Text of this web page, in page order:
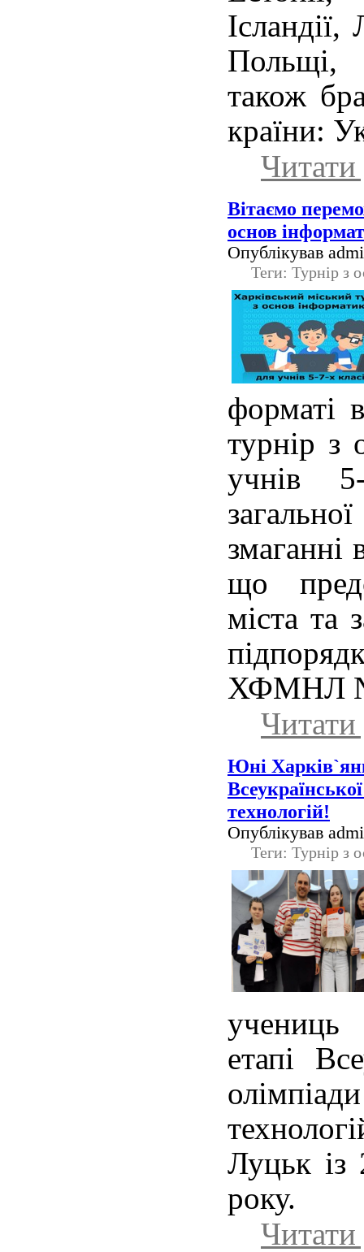
Ісландії,
Польщі,
також
країни:
Вітаємо
основ
Опублікував
Теги: Турнір з
форматі
турнір з
учнів
змаганні
що
міста та
ХФМНЛ
Юні
технологій!
Опублікував
Теги: Турнір з
етапі
Луцьк із
року.